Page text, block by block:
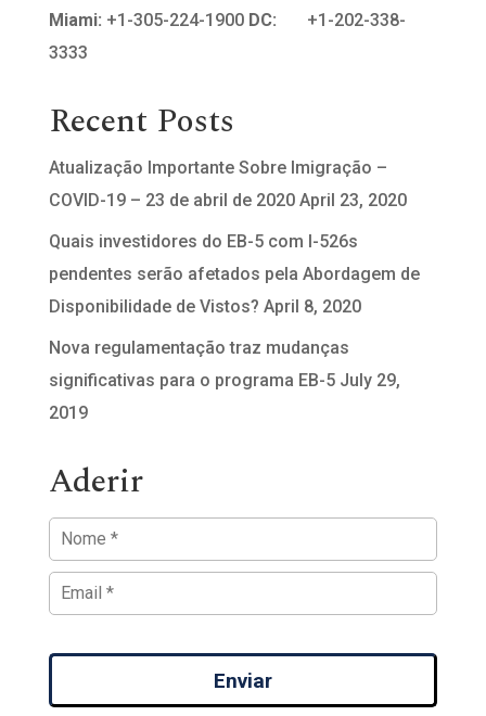
Miami: +1-305-224-1900 DC:
+1-202-338-
3333
Recent Posts
Atualização Importante Sobre Imigração –
COVID-19 – 23 de abril de 2020 April 23, 2020
Quais investidores do EB-5 com I-526s
pendentes serão afetados pela Abordagem de
Disponibilidade de Vistos? April 8, 2020
Nova regulamentação traz mudanças
significativas para o programa EB-5 July 29,
2019
Aderir
Enviar